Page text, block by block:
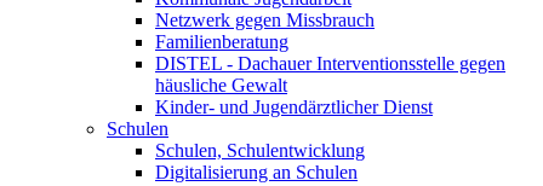
Netzwerk gegen Missbrauch
Familienberatung
DISTEL - Dachauer Interventionsstelle gegen
häusliche Gewalt
Kinder- und Jugendärztlicher Dienst
Schulen
Schulen, Schulentwicklung
Digitalisierung an Schulen